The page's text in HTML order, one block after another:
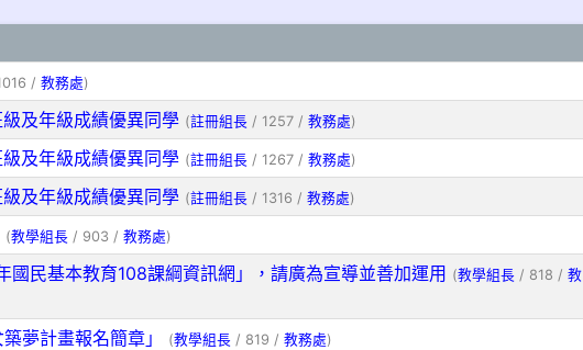
/ 教務處)
及年級成績優異同學 (註冊組長/ 1257 / 教務處)
及年級成績優異同學 (註冊組長/ 1267 / 教務處)
及年級成績優異同學 (註冊組長/ 1316 / 教務處)
(教學組長/ 903 / 教務處)
民基本教育108課綱資訊網」，請廣為宣導並善加運用 (教學組長/ 818 / 教
夢計畫報名簡章」 (教學組長/ 819 / 教務處)